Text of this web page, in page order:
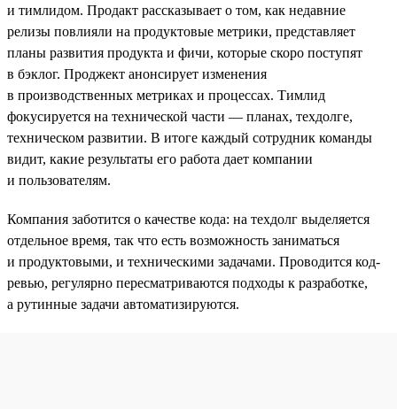
и тимлидом. Продакт рассказывает о том, как недавние
релизы повлияли на продуктовые метрики, представляет
планы развития продукта и фичи, которые скоро поступят
в бэклог. Проджект анонсирует изменения
в производственных метриках и процессах. Тимлид
фокусируется на технической части — планах, техдолге,
техническом развитии. В итоге каждый сотрудник команды
видит, какие результаты его работа дает компании
и пользователям.
Компания заботится о качестве кода: на техдолг выделяется
отдельное время, так что есть возможность заниматься
и продуктовыми, и техническими задачами. Проводится код-
ревью, регулярно пересматриваются подходы к разработке,
а рутинные задачи автоматизируются.